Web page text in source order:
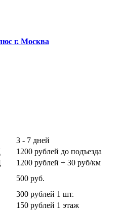
г. Москва
3 - 7 дней
1200 рублей до подъезда
1200 рублей + 30 руб/км
500 руб.
300 рублей 1 шт.
150 рублей 1 этаж